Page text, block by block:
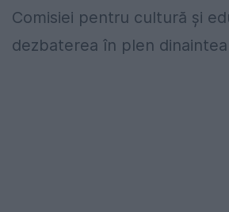
Comisiei pentru cultură și
dezbaterea în plen